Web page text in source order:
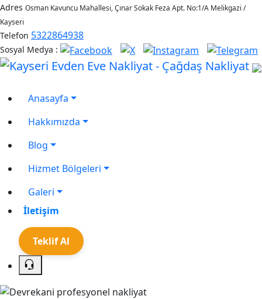
Adres Osman Kavuncu Mahallesi, Çınar Sokak Feza Apt. No:1/A Melikgazi /
Kayseri
Telefon 5322864938
Sosyal Medya :
Anasayfa
Hakkımızda
Blog
Hizmet Bölgeleri
Galeri
İletişim
Teklif Al